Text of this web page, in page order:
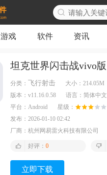
游戏 软件 资讯
坦克世界闪击战vivo版
分类： 飞行射击 大小： 214.05M
版本： v11.16.0.58 语言： 简体中文
平台： Android
星级：
发布： 2026-01-10 02:42
厂商： 杭州网易雷火科技有限公司
好评： 0
立即下载